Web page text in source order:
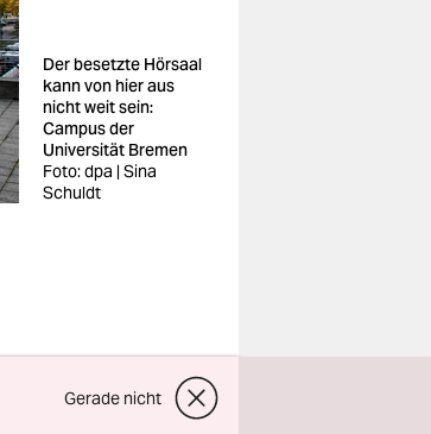
Der besetzte Hörsaal
kann von hier aus
nicht weit sein:
Campus der
Universität Bremen
Foto: dpa | Sina
Schuldt
Gerade nicht